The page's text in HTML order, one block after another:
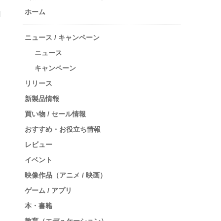
ホーム
ニュース / キャンペーン
ニュース
キャンペーン
リリース
新製品情報
買い物 / セール情報
おすすめ・お役立ち情報
レビュー
イベント
映像作品（アニメ / 映画）
ゲーム / アプリ
本・書籍